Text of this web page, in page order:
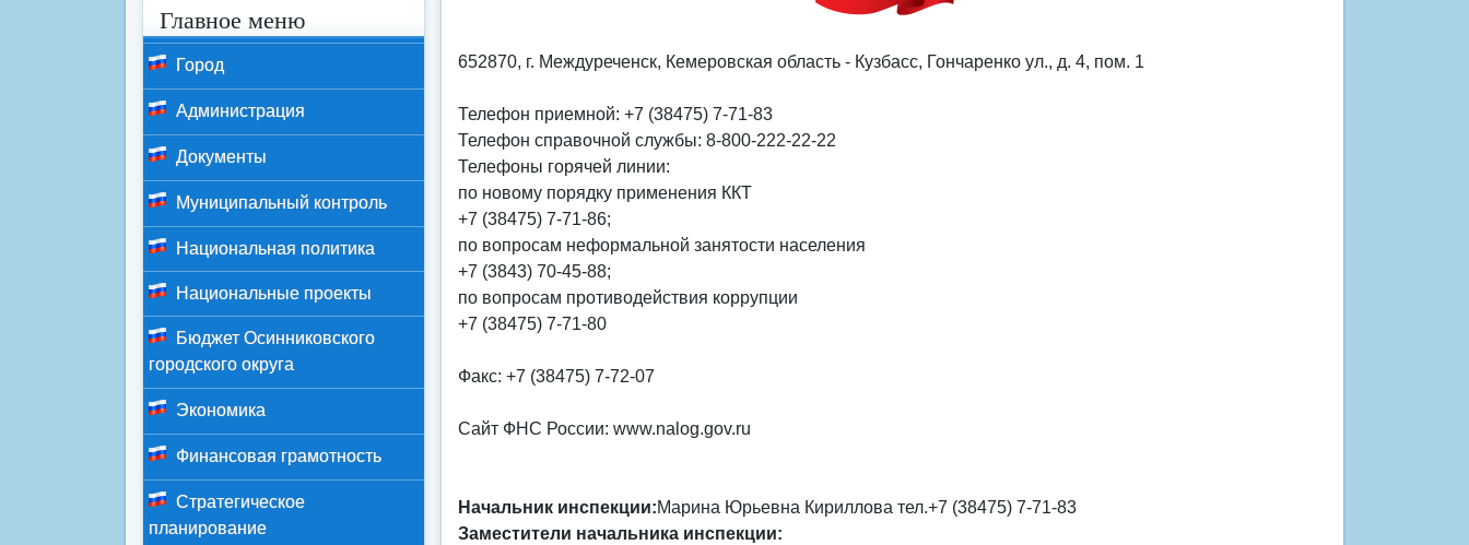
652870, г. Междуреченск, Кемеровская область - Кузбасс, Гончаренко ул., д. 4, пом. 1
Телефон приемной: +7 (38475) 7-71-83
Телефон справочной службы: 8-800-222-22-22
Телефоны горячей линии:
по новому порядку применения ККТ
+7 (38475) 7-71-86;
по вопросам неформальной занятости населения
+7 (3843) 70-45-88;
по вопросам противодействия коррупции
+7 (38475) 7-71-80
Факс: +7 (38475) 7-72-07
Сайт ФНС России: www.nalog.gov.ru
Начальник инспекции:Марина Юрьевна Кириллова тел.+7 (38475) 7-71-83
Заместители начальника инспекции:
Главное меню
Город
Администрация
Документы
Муниципальный контроль
Национальная политика
Национальные проекты
Бюджет Осинниковского
городского округа
Экономика
Финансовая грамотность
Стратегическое
планирование